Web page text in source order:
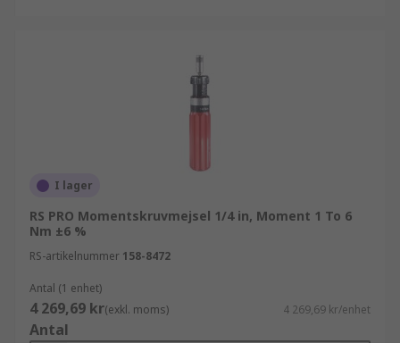
I lager
RS PRO Momentskruvmejsel 1/4 in, Moment 1 To 6
Nm ±6 %
RS-artikelnummer 158-8472
Antal (1 enhet)
4 269,69 kr(exkl. moms) 4 269,69 kr/enhet
Antal